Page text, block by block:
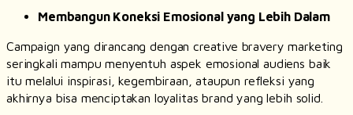
Membangun Koneksi Emosional yang Lebih Dalam
Campaign yang dirancang dengancreative bravery marketing
seringkali mampu menyentuh aspek emosional audiens baik
itu melalui inspirasi, kegembiraan, ataupun refleksi yang
akhirnya bisa menciptakan loyalitas brand yang lebih solid.